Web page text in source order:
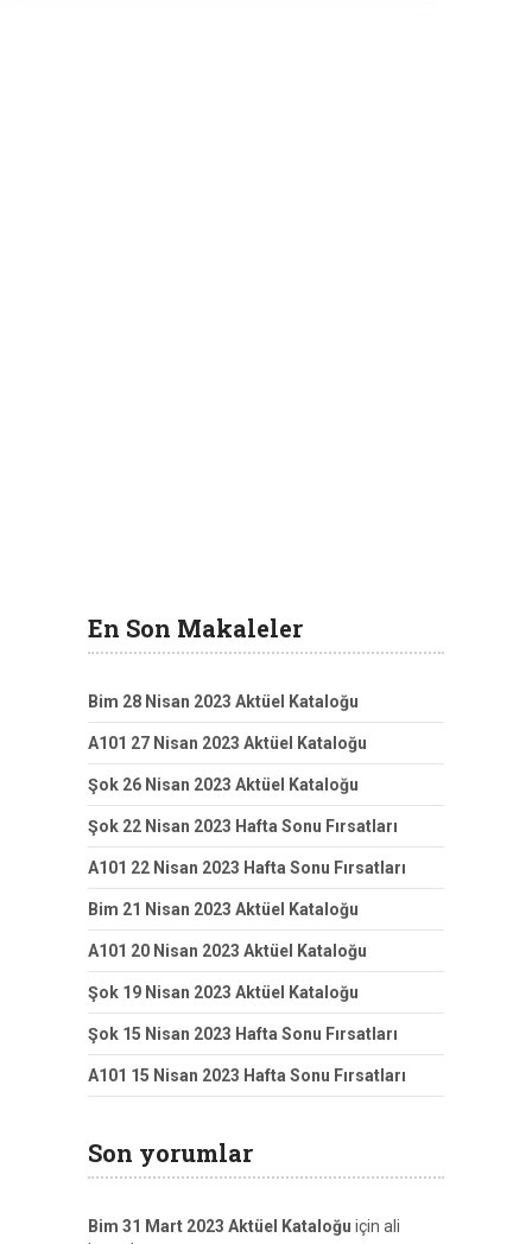
En Son Makaleler
Bim 28 Nisan 2023 Aktüel Kataloğu
A101 27 Nisan 2023 Aktüel Kataloğu
Şok 26 Nisan 2023 Aktüel Kataloğu
Şok 22 Nisan 2023 Hafta Sonu Fırsatları
A101 22 Nisan 2023 Hafta Sonu Fırsatları
Bim 21 Nisan 2023 Aktüel Kataloğu
A101 20 Nisan 2023 Aktüel Kataloğu
Şok 19 Nisan 2023 Aktüel Kataloğu
Şok 15 Nisan 2023 Hafta Sonu Fırsatları
A101 15 Nisan 2023 Hafta Sonu Fırsatları
Son yorumlar
Bim 31 Mart 2023 Aktüel Kataloğu için ali